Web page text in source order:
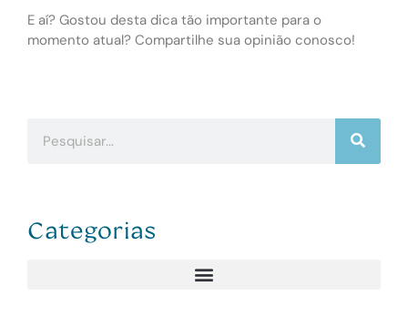
E aí? Gostou desta dica tão importante para o
momento atual? Compartilhe sua opinião conosco!
Categorias